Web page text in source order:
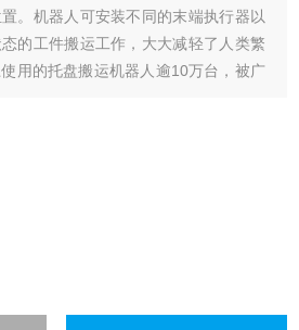
。机器人可安装不同的末端执行器以
的工件搬运工作，大大减轻了人类繁
用的托盘搬运机器人逾10万台，被广
自动搬运等。部分发达国家已制定出